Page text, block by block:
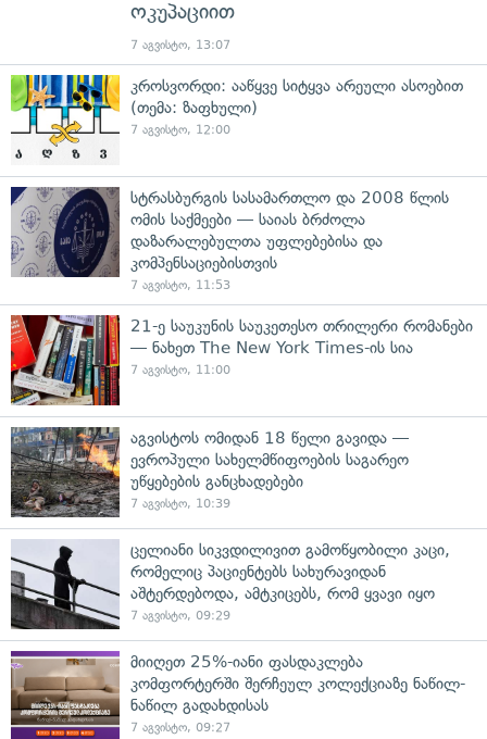
ოკუპაციით
7 აგვისტო, 13:07
კროსვორდი: ააწყვე სიტყვა არეული ასოებით
(თემა: ზაფხული)
7 აგვისტო, 12:00
სტრასბურგის სასამართლო და 2008 წლის
ომის საქმეები — საიას ბრძოლა
დაზარალებულთა უფლებებისა და
კომპენსაციებისთვის
7 აგვისტო, 11:53
21-ე საუკუნის საუკეთესო თრილერი რომანები
— ნახეთ The New York Times-ის სია
7 აგვისტო, 11:00
აგვისტოს ომიდან 18 წელი გავიდა —
ევროპული სახელმწიფოების საგარეო
უწყებების განცხადებები
7 აგვისტო, 10:39
ცელიანი სიკვდილივით გამოწყობილი კაცი,
რომელიც პაციენტებს სახურავიდან
აშტერდებოდა, ამტკიცებს, რომ ყვავი იყო
7 აგვისტო, 09:29
მიიღეთ 25%-იანი ფასდაკლება
კომფორტერში შერჩეულ კოლექციაზე ნაწილ-
ნაწილ გადახდისას
7 აგვისტო, 09:27